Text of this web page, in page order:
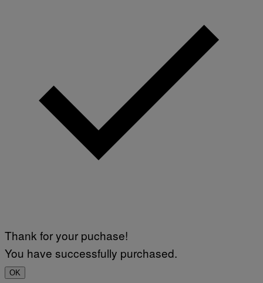
Thank for your puchase!
You have successfully purchased.
OK